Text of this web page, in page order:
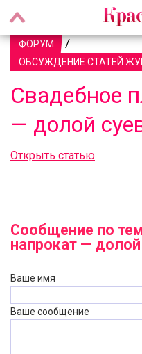
ФОРУМ /
ОБСУЖДЕНИЕ СТАТЕЙ
Свадебное
— долой
Открыть статью
Сообщение по
напрокат — долой
Ваше имя
Ваше сообщение